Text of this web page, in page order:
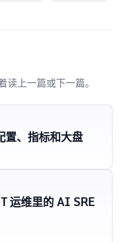
上一篇或下一篇。
、指标和大盘
运维里的 AI SRE